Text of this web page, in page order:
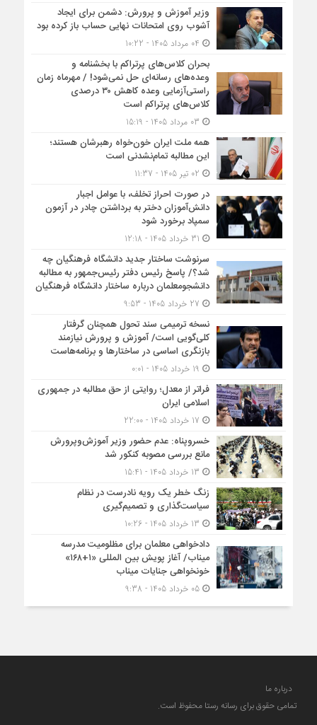
وزیر آموزش و پرورش: دشمن برای ایجاد
آشوب روی امتحانات نهایی حساب باز کرده بود
بحران کلاس‌های پرتراکم با بخشنامه و
وعده‌های رسانه‌ای حل نمی‌شود! / مهرماه زمان
راستی‌آزمایی وعده کاهش ۳۰ درصدی
کلاس‌های پرتراکم است
همه ملت ایران خون‌خواه رهبرشان هستند؛
این مطالبه تمام‌نشدنی است
در صورت احراز تخلف، با عوامل اجبار
دانش‌آموزان دختر به برداشتن چادر در آزمون
سمپاد برخورد شود
سرنوشت ساختار جدید دانشگاه فرهنگیان چه
شد؟/ پاسخ رئیس دفتر رئیس‌جمهور به مطالبه
دانشجومعلمان درباره ساختار دانشگاه فرهنگیان
نسخه ترمیمی سند تحول همچنان گرفتار
کلی‌گویی است/ آموزش و پرورش نیازمند
بازنگری اساسی در ساختارها و برنامه‌هاست
فراتر از معدل؛ روایتی از حق مطالبه در جمهوری
اسلامی ایران
خسروپناه: عدم حضور وزیر آموزش‌وپرورش
مانع بررسی مصوبه کنکور شد
زنگ خطر یک رویه نادرست در نظام
سیاست‌گذاری و تصمیم‌گیری
دادخواهی معلمان برای مظلومیت مدرسه
میناب/ آغاز پویش بین المللی «۱+۱۶۸»
خونخواهی جنایات میناب
05 خرداد 1405 - 9:38
درباره ما
تمامی حقوق برای رسانه رستا محفوظ است.